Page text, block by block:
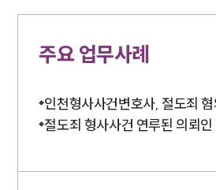
주요 업무사례
인천형사사건변호사, 절도죄
절도죄 형사사건 연루된 의뢰